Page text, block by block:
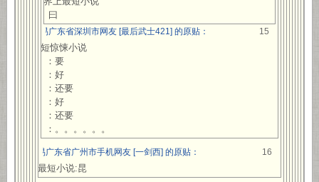
曰
网易广东省深圳市网友 [最后武士421] 的原贴： 15
最短惊悚小说
：要
：好
：还要
：好
：还要
：。。。。。。
网易广东省广州市手机网友 [一剑西] 的原贴： 16
最最短小说:昆